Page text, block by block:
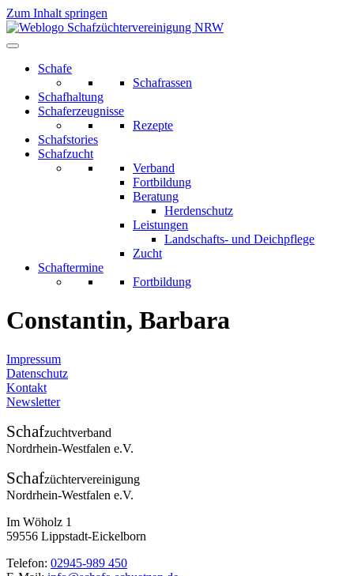
Zum Inhalt springen
Schafe
Schafrassen
Schafhaltung
Schaferzeugnisse
Rezepte
Schafstories
Schafzucht
Verband
Fortbildung
Beratung
Herdenschutz
Leistungen
Landschafts- und Deichpflege
Zucht
Schaftermine
Fortbildung
Constantin, Barbara
Impressum
Datenschutz
Kontakt
Newsletter
Schafzuchtverband
Nordrhein-Westfalen e.V.
Schafzüchtervereinigung
Nordrhein-Westfalen e.V.
Im Wöholz 1
59556 Lippstadt-Eickelborn
Telefon: 02945-989 450